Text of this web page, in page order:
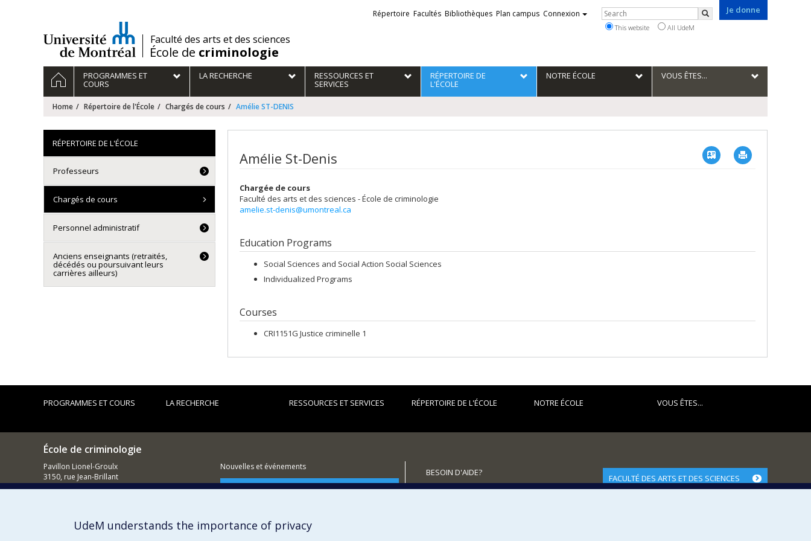
/Faculté des arts et des sciences
École de criminologie
Je donne
Liens
externes
Répertoire Facultés Bibliothèques Plan campus Connexion Rechercher
Search
This website All UdeM
Navigation
principale
HOMEPROGRAMMES ET
COURS
LA RECHERCHE RESSOURCES ET
SERVICES
RÉPERTOIRE DE
L'ÉCOLE
NOTRE ÉCOLE VOUS ÊTES...
Home Répertoire de l'École Chargés de cours Amélie ST-DENIS
Amélie St-Denis Vcard
Chargée de cours
Faculté des arts et des sciences - École de criminologie
amelie.st-denis@umontreal.ca
Education Programs
Social Sciences and Social Action Social Sciences
Individualized Programs
Courses
CRI1151G Justice criminelle 1
RÉPERTOIRE DE L'ÉCOLE
Professeurs
Chargés de cours
Personnel administratif
Anciens enseignants (retraités,
décédés ou poursuivant leurs
carrières ailleurs)
PROGRAMMES ET COURS LA RECHERCHE RESSOURCES ET SERVICES RÉPERTOIRE DE L'ÉCOLE NOTRE ÉCOLE VOUS ÊTES...
École de criminologie
Pavillon Lionel-Groulx
3150, rue Jean-Brillant
Montréal (QC)
Nouvelles et événements
Comment soutenir l'École?
BESOIN D'AIDE?
Plan du site
FACULTÉ DES ARTS ET DES SCIENCES
UdeM understands the importance of privacy